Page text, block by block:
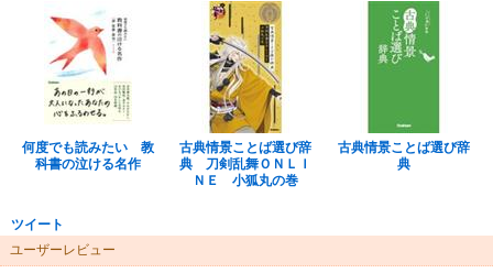
何度でも読みたい 教
科書の泣ける名作
古典情景ことば選び辞
典 刀剣乱舞ＯＮＬＩ
ＮＥ 小狐丸の巻
古典情景ことば選び辞
典
ツイート
ユーザーレビュー